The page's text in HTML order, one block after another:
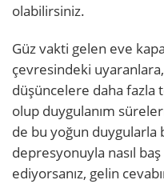
olabilirsiniz.
Güz vakti gelen eve
çevresindeki uyaranlara,
düşüncelere daha fazla
olup duygulanım
de bu yoğun duygularla
depresyonuyla nasıl
ediyorsanız, gelin